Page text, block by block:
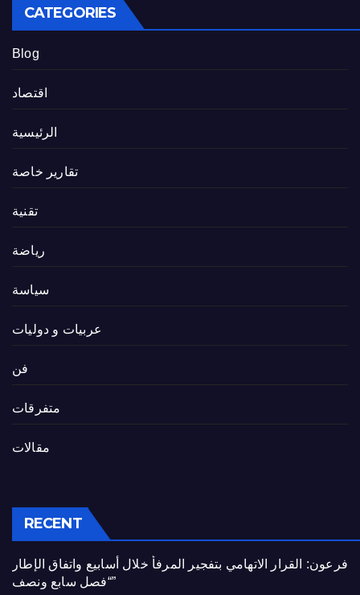
CATEGORIES
Blog
اقتصاد
الرئيسية
تقارير خاصة
تقنية
رياضة
سياسة
عربيات و دوليات
فن
متفرقات
مقالات
RECENT
فرعون: القرار الاتهامي بتفجير المرفأ خلال أسابيع واتفاق الإطار
“فصل سابع ونصف”